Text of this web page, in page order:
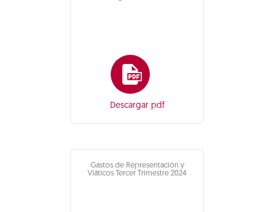
Descargar pdf
Gastos de Representación y
Viáticos Tercer Trimestre 2024